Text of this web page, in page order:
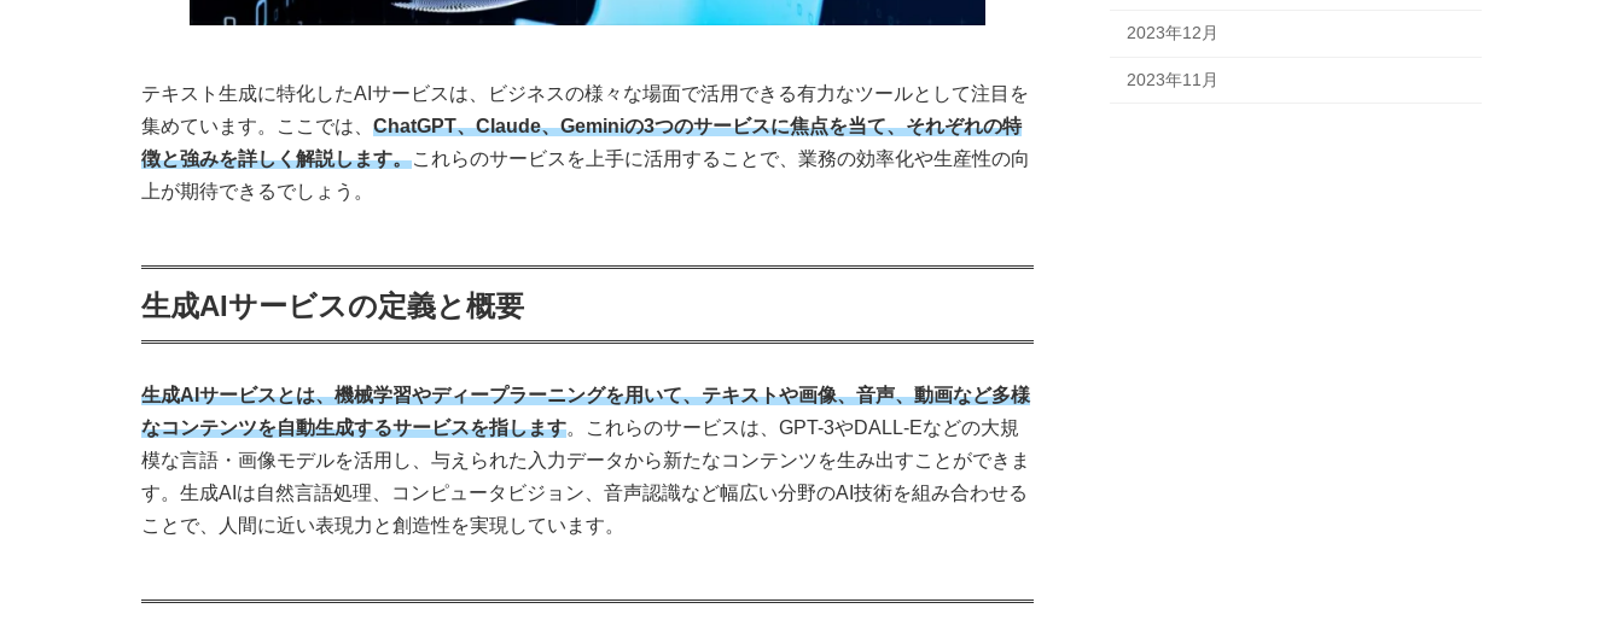
テキスト生成に特化したAIサービスは、ビジネスの様々な場面で活用できる有力なツールとして注目を
集めています。ここでは、 ChatGPT、Claude、Geminiの3つのサービスに焦点を当て、それぞれの特
徴と強みを詳しく解説します。これらのサービスを上手に活用することで、業務の効率化や生産性の向
上が期待できるでしょう。
生成AIサービスの定義と概要
生成AIサービスとは、機械学習やディープラーニングを用いて、テキストや画像、音声、動画など多様
なコンテンツを自動生成するサービスを指します。これらのサービスは、GPT-3やDALL-Eなどの大規
模な言語・画像モデルを活用し、与えられた入力データから新たなコンテンツを生み出すことができま
す。生成AIは自然言語処理、コンピュータビジョン、音声認識など幅広い分野のAI技術を組み合わせる
ことで、人間に近い表現力と創造性を実現しています。
2023年12月
2023年11月